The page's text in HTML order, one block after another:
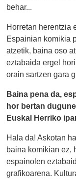
behar...
Horretan herentzia
Espainian komikia
atzetik, baina oso
eztabaida ergel
orain sartzen gara
Baina pena da,
hor bertan
Euskal Herriko
Hala da! Askotan
baina komikian ez,
espainolen
grafikoarena.